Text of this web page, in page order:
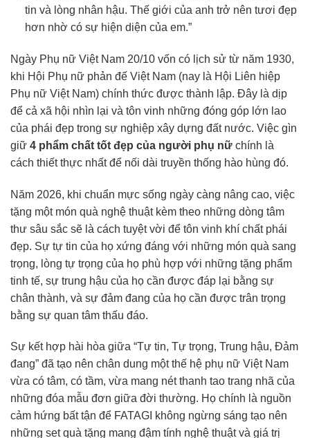
tin và lòng nhân hậu. Thế giới của anh trở nên tươi đẹp
hơn nhờ có sự hiện diện của em.”
Ngày Phụ nữ Việt Nam 20/10 vốn có lịch sử từ năm 1930,
khi Hội Phụ nữ phản đế Việt Nam (nay là Hội Liên hiệp
Phụ nữ Việt Nam) chính thức được thành lập. Đây là dịp
để cả xã hội nhìn lại và tôn vinh những đóng góp lớn lao
của phái đẹp trong sự nghiệp xây dựng đất nước. Việc gìn
giữ 4 phẩm chất tốt đẹp của người phụ nữ chính là
cách thiết thực nhất để nối dài truyền thống hào hùng đó.
Năm 2026, khi chuẩn mực sống ngày càng nâng cao, việc
tặng một món quà nghệ thuật kèm theo những dòng tâm
thư sâu sắc sẽ là cách tuyệt vời để tôn vinh khí chất phái
đẹp. Sự tự tin của họ xứng đáng với những món quà sang
trọng, lòng tự trọng của họ phù hợp với những tặng phẩm
tinh tế, sự trung hậu của họ cần được đáp lại bằng sự
chân thành, và sự đảm đang của họ cần được trân trọng
bằng sự quan tâm thấu đáo.
Sự kết hợp hài hòa giữa “Tự tin, Tự trọng, Trung hậu, Đảm
đang” đã tạo nên chân dung một thế hệ phụ nữ Việt Nam
vừa có tâm, có tầm, vừa mang nét thanh tao trang nhã của
những đóa mẫu đơn giữa đời thường. Họ chính là nguồn
cảm hứng bất tận để FATAGI không ngừng sáng tạo nên
những set quà tặng mang đậm tính nghệ thuật và giá trị